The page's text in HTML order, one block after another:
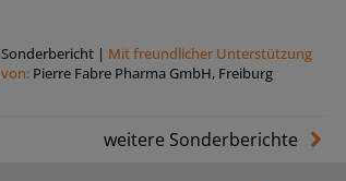
Sonderbericht| Mit freundlicher Unterstützung
von: Pierre Fabre Pharma GmbH, Freiburg
weitere Sonderberichte